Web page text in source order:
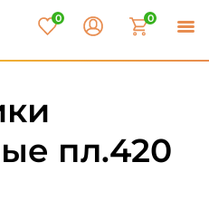
0 0
пл.420